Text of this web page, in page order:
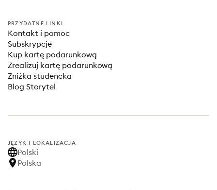
PRZYDATNE LINKI
Kontakt i pomoc
Subskrypcje
Kup kartę podarunkową
Zrealizuj kartę podarunkową
Zniżka studencka
Blog Storytel
JĘZYK I LOKALIZACJA
Polski
Polska